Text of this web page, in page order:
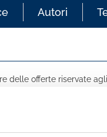
Autori
delle offerte riservate